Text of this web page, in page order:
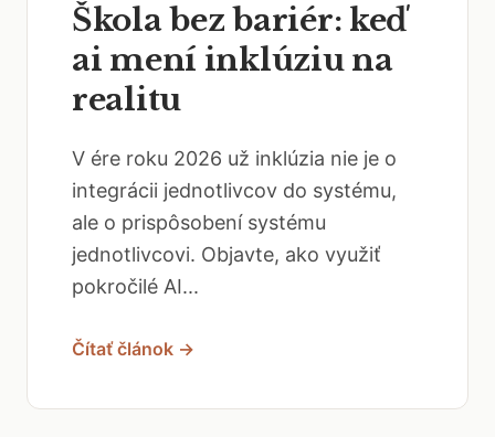
Škola bez bariér: keď
ai mení inklúziu na
realitu
V ére roku 2026 už inklúzia nie je o
integrácii jednotlivcov do systému,
ale o prispôsobení systému
jednotlivcovi. Objavte, ako využiť
pokročilé AI...
Čítať článok →